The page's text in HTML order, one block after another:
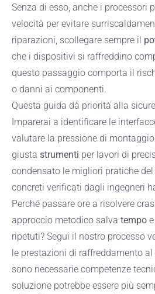
Senza di esso, anche i processori
velocità per evitare
riparazioni, scollegare sempre il
che i dispositivi si raffreddino
questo passaggio comporta il
o danni ai componenti.
Questa guida dà priorità alla
Imparerai a identificare le
valutare la pressione di
giusta strumenti per lavori di
condensato le migliori pratiche
concreti verificati dagli ingegneri
Perché passare ore a risolvere
approccio metodico salva tempo
ripetuti? Segui il nostro processo
le prestazioni di raffreddamento
sono necessarie competenze
soluzione potrebbe essere più